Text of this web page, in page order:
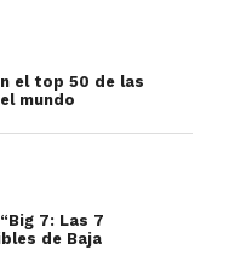
el top 50 de las
mundo
7: Las 7
de Baja